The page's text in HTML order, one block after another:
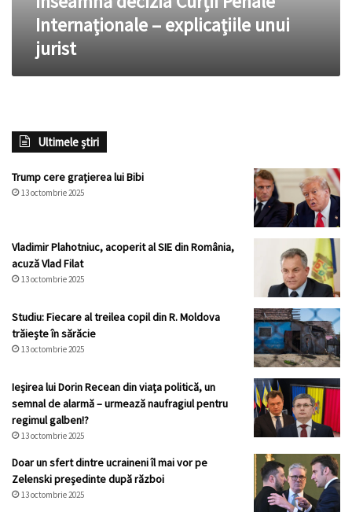
Internaționale
explicațiile
jurist
Internaționale – explicațiile unui
jurist
Ultimele știri
Trump cere grațierea lui Bibi
13 octombrie 2025
Vladimir Plahotniuc, acoperit al SIE din România,
acuză Vlad Filat
13 octombrie 2025
Studiu: Fiecare al treilea copil din R. Moldova
trăiește în sărăcie
13 octombrie 2025
Ieșirea lui Dorin Recean din viața politică, un
semnal de alarmă – urmează naufragiul pentru
regimul galben!?
13 octombrie 2025
Doar un sfert dintre ucraineni îl mai vor pe
Zelenski președinte după război
13 octombrie 2025